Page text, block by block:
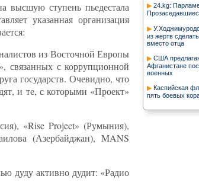
24.kg:
из жертв
вместо отца
США
Афганистане
военных
Каспийская
пять боевых
Иран должен
высшую ступень пьедестала
указанная организация
из Восточной Европы
связанных с коррупционной
государств. Очевидно, что
и те, с которыми «Проект»
«Rise Project» (Румыния),
(Азербайджан), MANS
дуду активно дудит: «Радио